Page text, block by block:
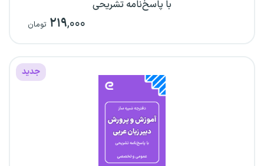
با پاسخ‌نامه تشریحی
۲۱۹,۰۰۰ تومان
جدید